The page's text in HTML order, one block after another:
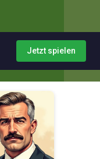
Jetzt spielen